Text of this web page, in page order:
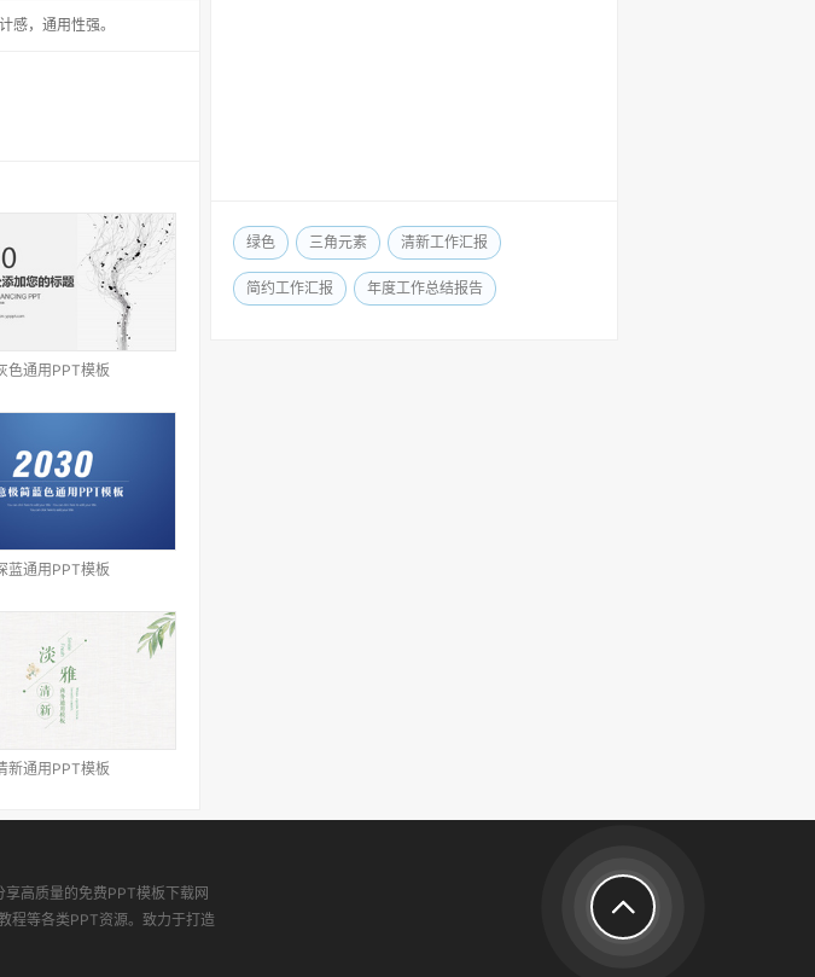
绿色 三角元素 清新工作汇报
简约工作汇报 年度工作总结报告
感，通用性强。
色通用PPT模板
蓝通用PPT模板
新通用PPT模板
高质量的免费PPT模板下载网
程等各类PPT资源。致力于打造